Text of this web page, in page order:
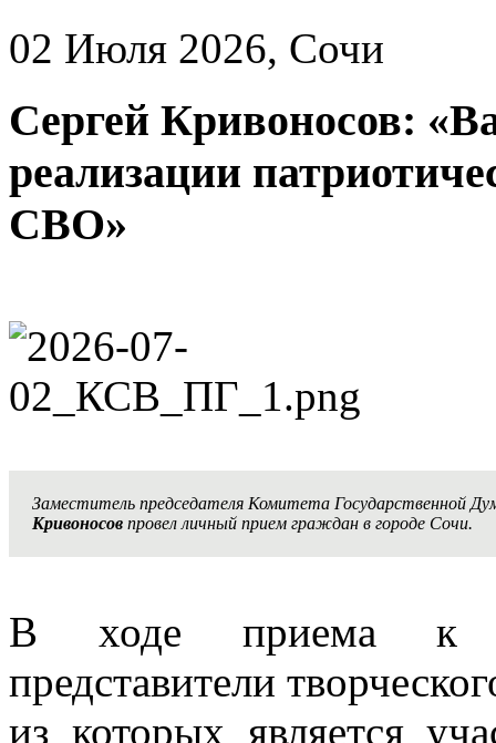
02 Июля 2026, Сочи
Сергей Кривоносов:
реализации
СВО»
Заместитель председателя Комитета Государственной
Кривоносов провел личный прием граждан в городе Сочи.
В ходе приема к
представители
из которых является